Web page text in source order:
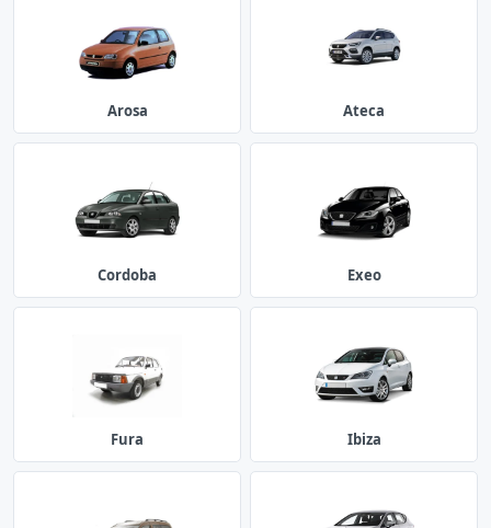
Arosa Ateca
Cordoba Exeo
Fura Ibiza